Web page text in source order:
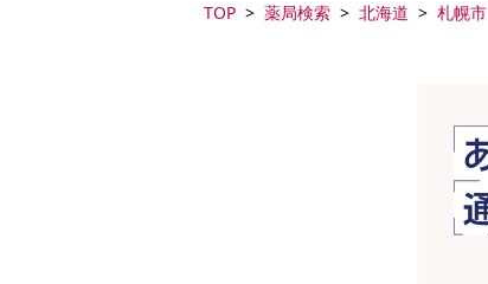
TOP 薬局検索 北海道 札幌市